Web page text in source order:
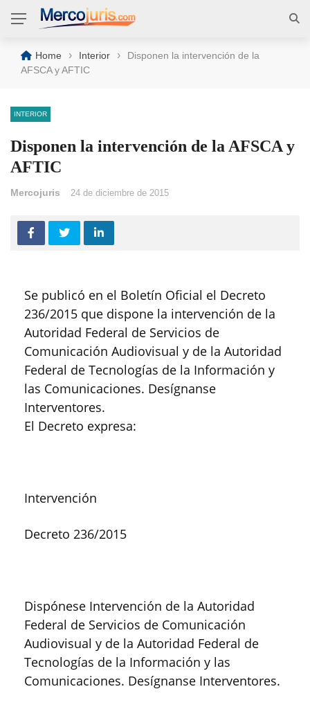
Home › Interior ›
Disponen la intervención de la
AFSCA y AFTIC
INTERIOR
Disponen la intervención de la AFSCA y
AFTIC
Mercojuris 24 de diciembre de 2015
Se publicó en el Boletín Oficial el Decreto
236/2015 que dispone la intervención de la
Autoridad Federal de Servicios de
Comunicación Audiovisual y de la Autoridad
Federal de Tecnologías de la Información y
las Comunicaciones. Desígnanse
Interventores.
El Decreto expresa:
Intervención
Decreto 236/2015
Dispónese Intervención de la Autoridad
Federal de Servicios de Comunicación
Audiovisual y de la Autoridad Federal de
Tecnologías de la Información y las
Comunicaciones. Desígnanse Interventores.